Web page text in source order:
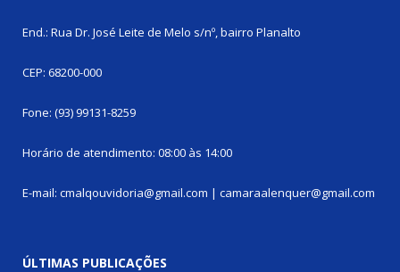
End.: Rua Dr. José Leite de Melo s/nº, bairro Planalto
CEP: 68200-000
Fone: (93) 99131-8259
Horário de atendimento: 08:00 às 14:00
E-mail: cmalqouvidoria@gmail.com | camaraalenquer@gmail.com
ÚLTIMAS PUBLICAÇÕES